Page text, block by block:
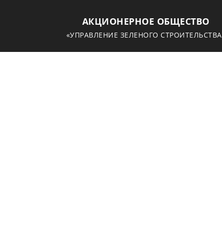
АКЦИОНЕРНОЕ ОБЩЕСТВО
«УПРАВЛЕНИЕ ЗЕЛЕНОГО